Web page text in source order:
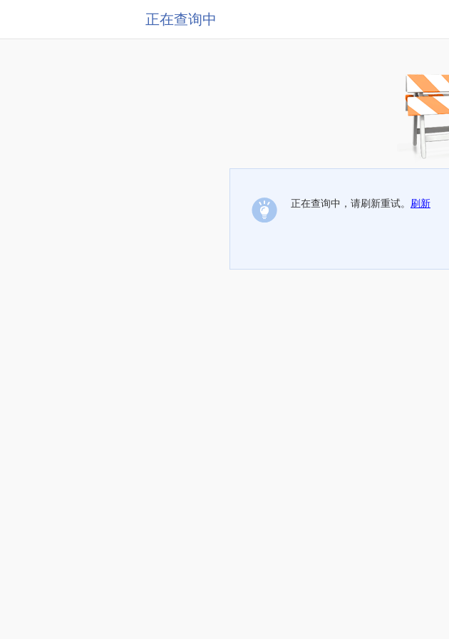
正在查询中
正在查询中，请刷新重试。 刷新